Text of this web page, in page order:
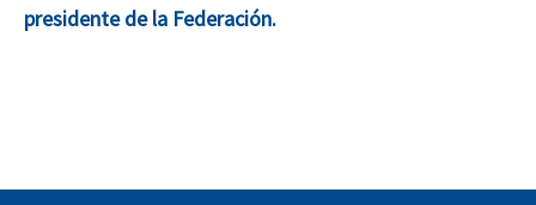
presidente de la Federación.